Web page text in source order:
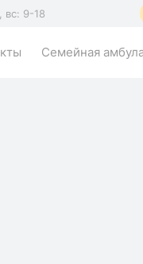
вс: 9-18
Семейная